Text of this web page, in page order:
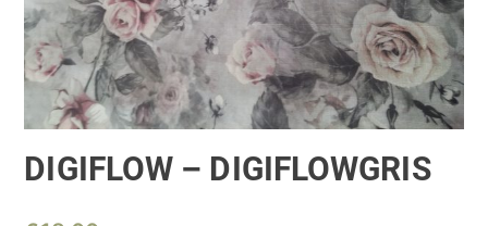
DIGIFLOW – DIGIFLOWGRIS